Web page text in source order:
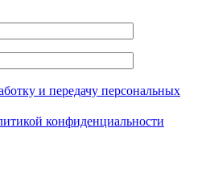
и передачу персональных
конфиденциальности